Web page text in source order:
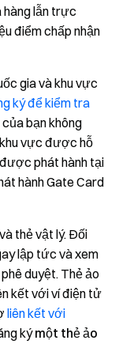
hàng lẫn trực
điểm chấp nhận
gia và khu vực
ký để kiểm tra
bạn không
vực được hỗ
phát hành tại
hành Gate Card
thẻ vật lý. Đối
lập tức và xem
duyệt. Thẻ ảo
kết với ví điện tử
liên kết với
kýmột thẻ ảo